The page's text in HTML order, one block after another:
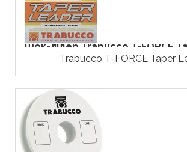
Шок-лідер Trabucco T-FORCE
Trabucco T-FORCE Taper